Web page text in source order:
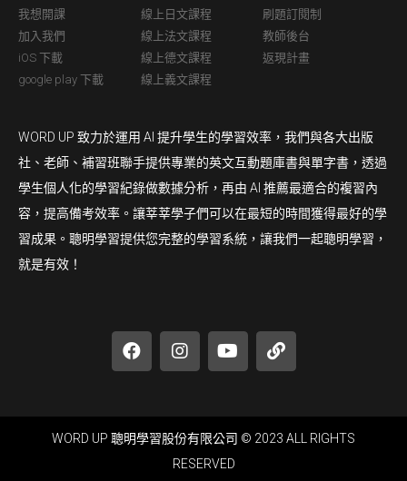
我想開課
加入我們
iOS 下載
google play 下載
線上日文課程
線上法文課程
線上德文課程
線上義文課程
刷題訂閱制
教師後台
返現計畫
WORD UP 致力於運用 AI 提升學生的學習效率，我們與各大出版
社、老師、補習班聯手提供專業的英文互動題庫書與單字書，透過
學生個人化的學習紀錄做數據分析，再由 AI 推薦最適合的複習內
容，提高備考效率。讓莘莘學子們可以在最短的時間獲得最好的學
習成果。聰明學習提供您完整的學習系統，讓我們一起聰明學習，
就是有效！
WORD UP 聰明學習股份有限公司 © 2023 ALL RIGHTS
RESERVED​